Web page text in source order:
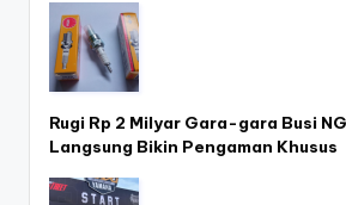
Rugi Rp 2 Milyar Gara-gara Busi
Langsung Bikin Pengaman Khusus